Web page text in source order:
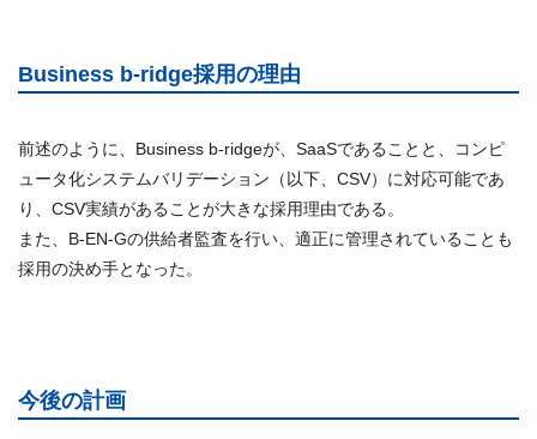
Business b-ridge採用の理由
前述のように、Business b-ridgeが、SaaSであることと、コンピ
ュータ化システムバリデーション（以下、CSV）に対応可能であ
り、CSV実績があることが大きな採用理由である。
また、B-EN-Gの供給者監査を行い、適正に管理されていることも
採用の決め手となった。
今後の計画